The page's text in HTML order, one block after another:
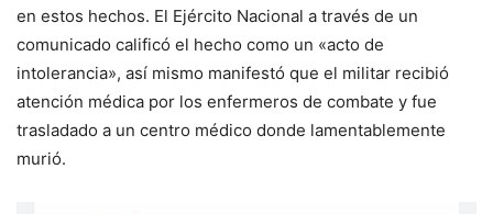
en estos hechos. El Ejército Nacional a través de un
comunicado calificó el hecho como un «acto de
intolerancia», así mismo manifestó que el militar recibió
atención médica por los enfermeros de combate y fue
trasladado a un centro médico donde lamentablemente
murió.